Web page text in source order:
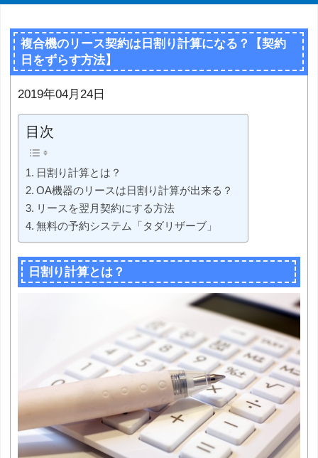
複合機のリース契約は日割り計算になる？【契約
日をずらす方法】
2019年04月24日
目次
日割り計算とは？
OA機器のリースは日割り計算が出来る？
リースを翌月契約にする方法
無料の予約システム「タダリザーブ」
日割り計算とは？